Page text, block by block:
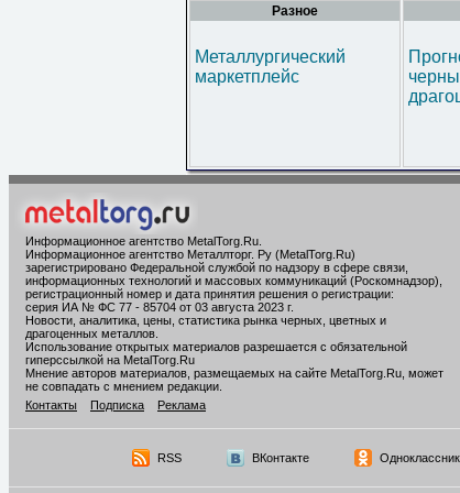
Разное
Металлургический
маркетплейс
Информационное агентство MetalTorg.Ru
Информационное агентство Металлторг. Ру (MetalTorg.Ru)
зарегистрировано Федеральной службой по надзору в сфере связи,
информационных технологий и массовых коммуникаций (Роскомнадзор),
регистрационный номер и дата принятия решения о регистрации:
серия ИА № ФС 77 - 85704 от 03 августа 2023 г.
Новости, аналитика, цены, статистика рынка черных, цветных и
драгоценных металлов.
Использование открытых материалов разрешается с обязательной
гиперссылкой на MetalTorg.Ru
Мнение авторов материалов, размещаемых на сайте MetalTorg.Ru, может
не совпадать с мнением редакции.
Контакты
Подписка Реклама
RSS ВКонтакте